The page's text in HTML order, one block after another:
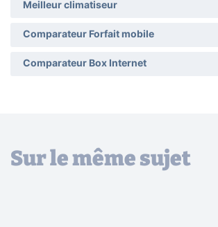
Meilleur climatiseur
Comparateur Forfait mobile
Comparateur Box Internet
Sur le même sujet